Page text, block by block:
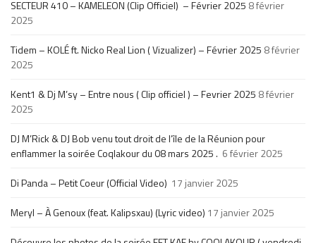
SECTEUR 410 – KAMELEON (Clip Officiel) – Février 2025 8 février
2025
Tidem – KOLÉ ft. Nicko Real Lion ( Vizualizer) – Février 2025 8 février
2025
Kent1 & Dj M’sy – Entre nous ( Clip officiel ) – Fevrier 2025 8 février
2025
DJ M’Rick & DJ Bob venu tout droit de l’île de la Réunion pour
enflammer la soirée Coqlakour du 08 mars 2025 . 6 février 2025
Di Panda – Petit Coeur (Official Video) 17 janvier 2025
Meryl – À Genoux (feat. Kalipsxau) (Lyric video) 17 janvier 2025